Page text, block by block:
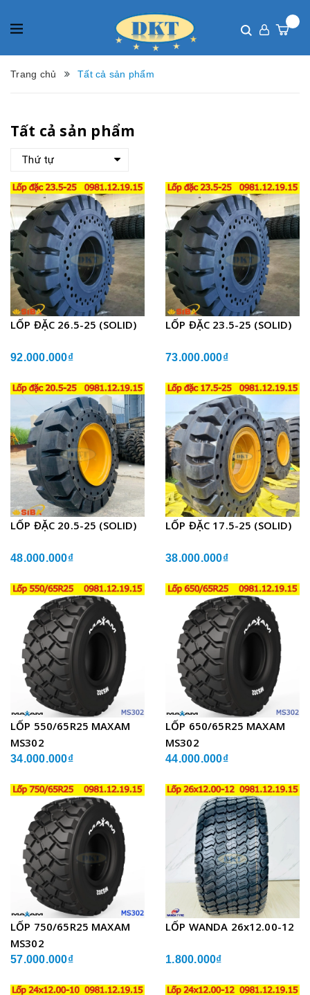
Trang chủ Tất cả sản phẩm
Tất cả sản phẩm
Thứ tự
LỐP ĐẶC 26.5-25 (SOLID)
92.000.000₫
LỐP ĐẶC 23.5-25 (SOLID)
73.000.000₫
LỐP ĐẶC 20.5-25 (SOLID)
48.000.000₫
LỐP ĐẶC 17.5-25 (SOLID)
38.000.000₫
LỐP 550/65R25 MAXAM
MS302
34.000.000₫
LỐP 650/65R25 MAXAM
MS302
44.000.000₫
LỐP 750/65R25 MAXAM
MS302
57.000.000₫
LỐP WANDA 26x12.00-12
1.800.000₫